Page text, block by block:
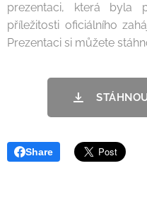
prezentaci, která byla
příležitosti oficiálního
Prezentaci si můžete
Share